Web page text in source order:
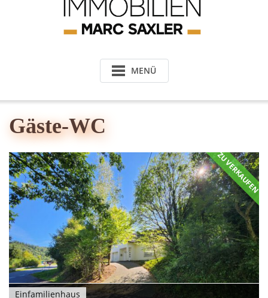
MENÜ
Gäste-WC
ZU VERKAUFEN
Einfamilienhaus